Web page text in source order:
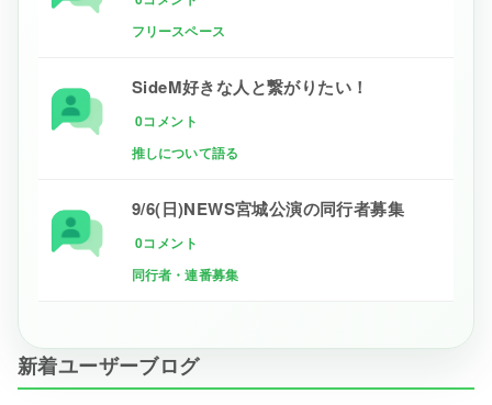
フリースペース
SideM好きな人と繋がりたい！
0コメント
推しについて語る
9/6(日)NEWS宮城公演の同行者募集
0コメント
同行者・連番募集
新着ユーザーブログ